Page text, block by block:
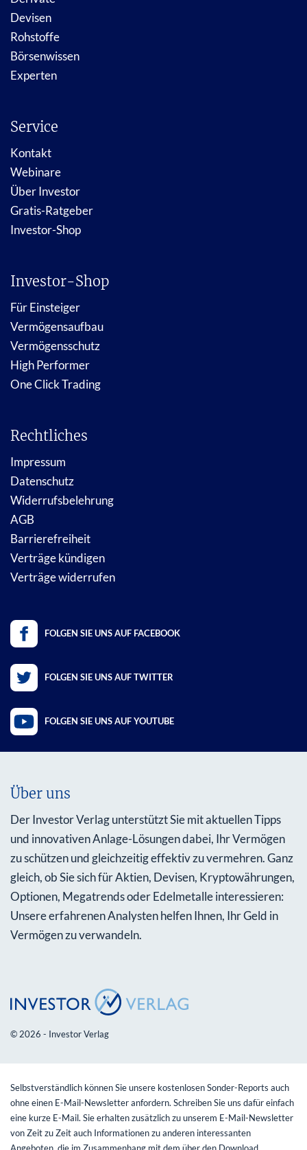
Devisen
Rohstoffe
Börsenwissen
Experten
Service
Kontakt
Webinare
Über Investor
Gratis-Ratgeber
Investor-Shop
Investor-Shop
Für Einsteiger
Vermögensaufbau
Vermögensschutz
High Performer
One Click Trading
Rechtliches
Impressum
Datenschutz
Widerrufsbelehrung
AGB
Barrierefreiheit
Verträge kündigen
Verträge widerrufen
FOLGEN SIE UNS AUF FACEBOOK
FOLGEN SIE UNS AUF TWITTER
FOLGEN SIE UNS AUF YOUTUBE
Über uns
Der Investor Verlag unterstützt Sie mit aktuellen Tipps
und innovativen Anlage-Lösungen dabei, Ihr Vermögen
zu schützen und gleichzeitig effektiv zu vermehren. Ganz
gleich, ob Sie sich für Aktien, Devisen, Kryptowährungen,
Optionen, Megatrends oder Edelmetalle interessieren:
Unsere erfahrenen Analysten helfen Ihnen, Ihr Geld in
Vermögen zu verwandeln.
© 2026 - Investor Verlag
Selbstverständlich können Sie unsere kostenlosen Sonder-Reports auch
ohne einen E-Mail-Newsletter anfordern. Schreiben Sie uns dafür einfach
eine kurze E-Mail. Sie erhalten zusätzlich zu unserem E-Mail-Newsletter
von Zeit zu Zeit auch Informationen zu anderen interessanten
Angeboten, die im Zusammenhang mit dem über den Download